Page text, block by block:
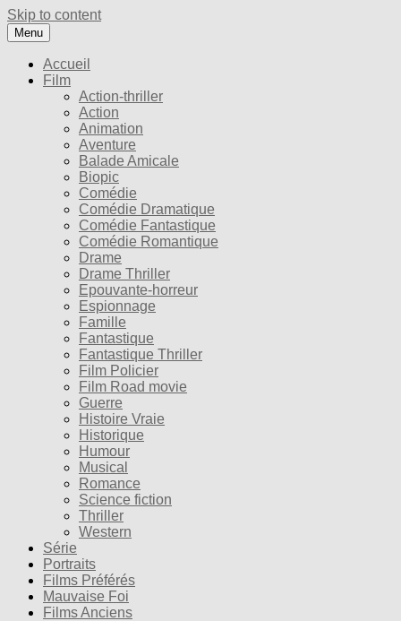
Skip to content
Menu
Accueil
Film
Action-thriller
Action
Animation
Aventure
Balade Amicale
Biopic
Comédie
Comédie Dramatique
Comédie Fantastique
Comédie Romantique
Drame
Drame Thriller
Epouvante-horreur
Espionnage
Famille
Fantastique
Fantastique Thriller
Film Policier
Film Road movie
Guerre
Histoire Vraie
Historique
Humour
Musical
Romance
Science fiction
Thriller
Western
Série
Portraits
Films Préférés
Mauvaise Foi
Films Anciens